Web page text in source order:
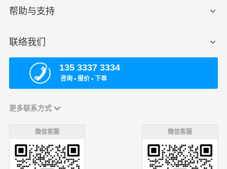
帮助与支持
联络我们
135 3337 3334
咨询 ▪ 报价 ▪ 下单
更多联系方式
微信客服 微信客服